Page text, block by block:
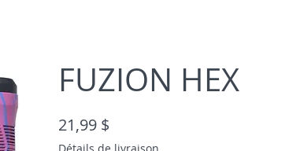
FUZION HEX
21,99 $